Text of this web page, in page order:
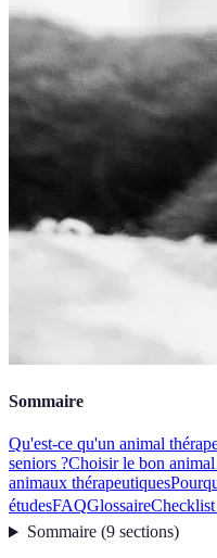
Sommaire
Qu'est-ce qu'un animal
seniors ?Choisir le bon
animaux thérapeutiques
étudesFAQGlossaire
Sommaire(9 sections)